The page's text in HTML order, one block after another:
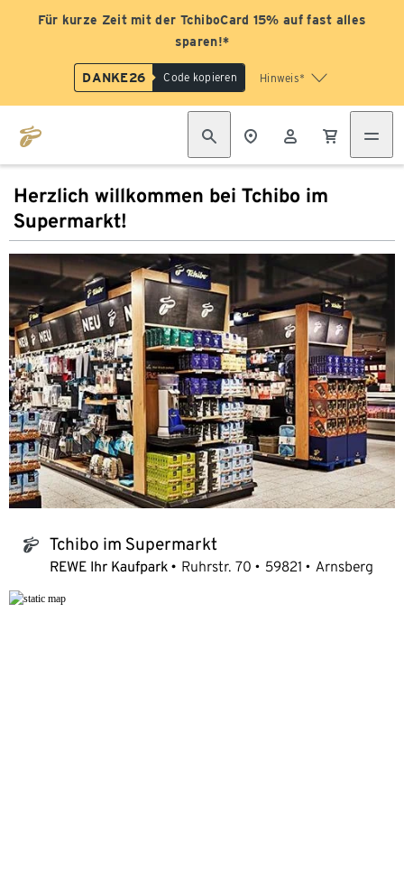
Für kurze Zeit mit der TchiboCard 15% auf fast alles
sparen!*
DANKE26 Code kopieren Hinweis*
Herzlich willkommen bei Tchibo im
Supermarkt!
tchibo_logo Tchibo im Supermarkt
REWE Ihr Kaufpark Ruhrstr. 70 59821 Arnsberg